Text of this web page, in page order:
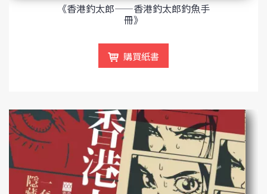
《香港釣太郎——香港釣太郎釣魚手
冊》
購買紙書